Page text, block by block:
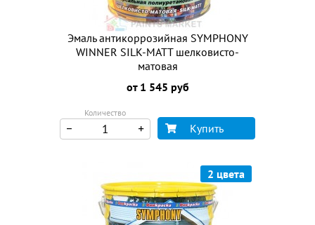
Эмаль антикоррозийная SYMPHONY
WINNER SILK-MATT шелковисто-
матовая
от 1 545 руб
Количество
Купить
2 цвета